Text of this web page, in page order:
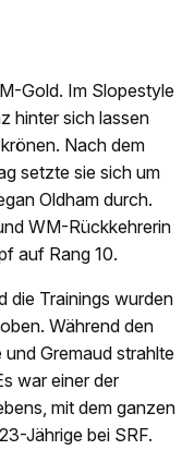
Gold. Im Slopestyle
hinter sich lassen
Nach dem
setzte sie sich um
Oldham durch.
WM-Rückkehrerin
auf Rang 10.
die Trainings wurden
Während den
Gremaud strahlte
war einer der
mit dem ganzen
Jährige bei SRF.